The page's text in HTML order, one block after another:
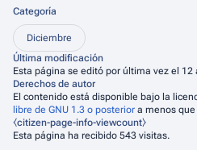
Categoría
Diciembre
Última modificación
Esta página se editó por última vez el 12
Derechos de autor
El contenido está disponible bajo la
libre de GNU 1.3 o posterior a menos
⧼citizen-page-info-viewcount⧽
Esta página ha recibido 543 visitas.